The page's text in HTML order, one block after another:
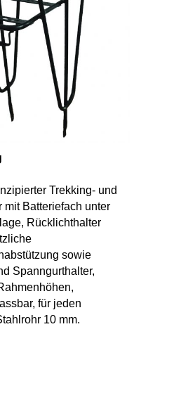
Trekking- und
mit Batteriefach unter
Rücklichthalter
sowie
Spanngurthalter,
für jeden
10 mm.